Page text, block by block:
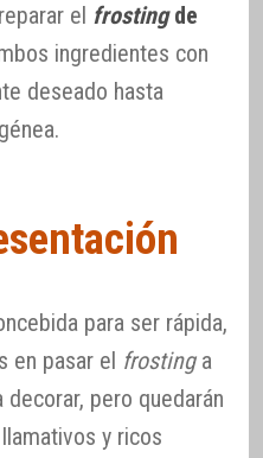
el frostingde
ingredientes con
deseado hasta
para ser rápida,
en pasar el frostinga
decorar, pero quedarán
y ricos